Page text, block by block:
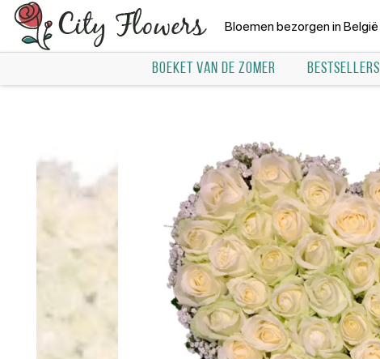
Bloemen bezorgen in België
BOEKET VAN DE ZOMER BESTSELLERS